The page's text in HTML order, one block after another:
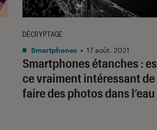
Smartphones étanches :
ce vraiment intéressant de
faire des photos dans l’eau
DÉCRYPTAGE
Smartphones • 17 août. 2021